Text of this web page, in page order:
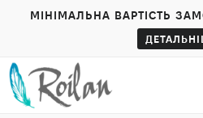
МІНІМАЛЬНА ВАРТІСТЬ